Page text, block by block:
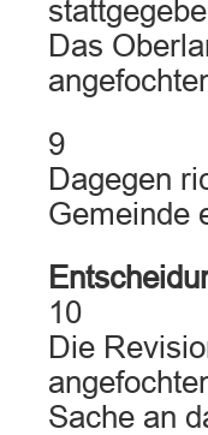
Das
9
Dagegen
Gemeinde
10
Die
Sache an